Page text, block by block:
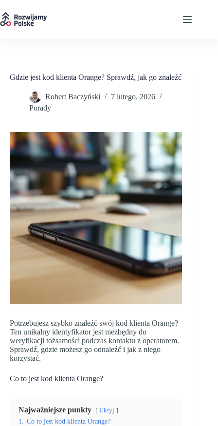
do
treści
Gdzie jest kod klienta Orange? Sprawdź, jak go znaleźć
Robert Baczyński
7 lutego, 2026
Porady
Potrzebujesz szybko znaleźć swój kod klienta Orange?
Ten unikalny identyfikator jest niezbędny do
weryfikacji tożsamości podczas kontaktu z operatorem.
Sprawdź, gdzie możesz go odnaleźć i jak z niego
korzystać.
Co to jest kod klienta Orange?
Najważniejsze punkty Ukryj
1. Co to jest kod klienta Orange?